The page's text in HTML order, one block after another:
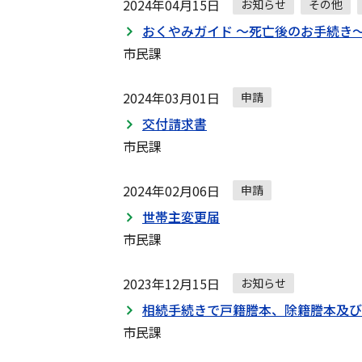
2024年04月15日 お知らせ その他
おくやみガイド ～死亡後のお手続き
市民課
2024年03月01日 申請
交付請求書
市民課
2024年02月06日 申請
世帯主変更届
市民課
2023年12月15日 お知らせ
相続手続きで戸籍謄本、除籍謄本及
市民課